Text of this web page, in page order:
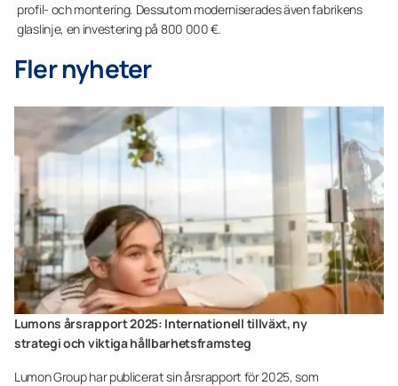
profil- och montering. Dessutom moderniserades även fabrikens
glaslinje, en investering på 800 000 €.
Fler nyheter
Lumons årsrapport 2025: Internationell tillväxt, ny
strategi och viktiga hållbarhetsframsteg
Lumon Group har publicerat sin årsrapport för 2025, som